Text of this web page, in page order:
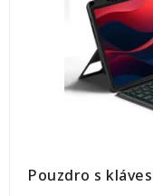
Pouzdro s